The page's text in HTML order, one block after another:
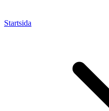
Startsida